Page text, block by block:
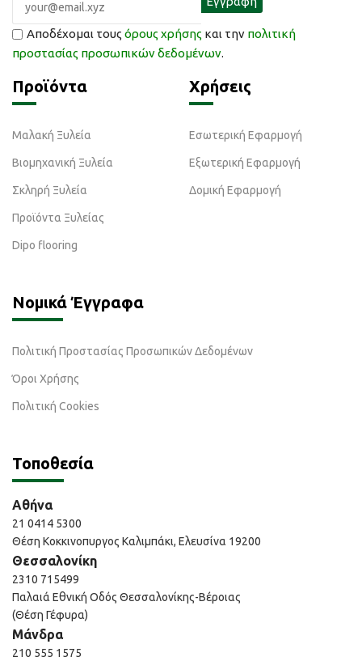
Αποδέχομαι τους όρους χρήσης και την πολιτική
προστασίας προσωπικών δεδομένων.
Προϊόντα
Μαλακή Ξυλεία
Βιομηχανική Ξυλεία
Σκληρή Ξυλεία
Προϊόντα Ξυλείας
Dipo flooring
Χρήσεις
Εσωτερική Εφαρμογή
Εξωτερική Εφαρμογή
Δομική Εφαρμογή
Νομικά Έγγραφα
Πολιτική Προστασίας Προσωπικών Δεδομένων
Όροι Χρήσης
Πολιτική Cookies
Τοποθεσία
Αθήνα
21 0414 5300
Θέση Κοκκινοπυργος Καλιμπάκι, Ελευσίνα 19200
Θεσσαλονίκη
2310 715499
Παλαιά Εθνική Οδός Θεσσαλονίκης-Βέροιας
(Θέση Γέφυρα)
Μάνδρα
210 555 1575